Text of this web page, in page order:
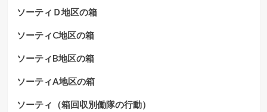
に
む
ソーティＤ地区の箱
ソーティC地区の箱
ソーティB地区の箱
ソーティA地区の箱
ソーティ（箱回収別働隊の行動）